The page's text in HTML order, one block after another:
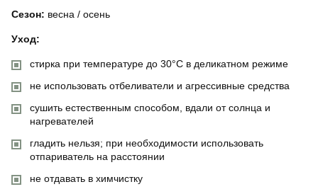
Сезон: весна / осень
Уход:
стирка при температуре до 30°C в деликатном режиме
не использовать отбеливатели и агрессивные средства
сушить естественным способом, вдали от солнца и
нагревателей
гладить нельзя; при необходимости использовать
отпариватель на расстоянии
не отдавать в химчистку